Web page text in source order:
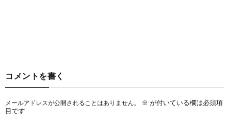
コメントを書く
メールアドレスが公開されることはありません。 ※ が付いている欄は必須項
目です